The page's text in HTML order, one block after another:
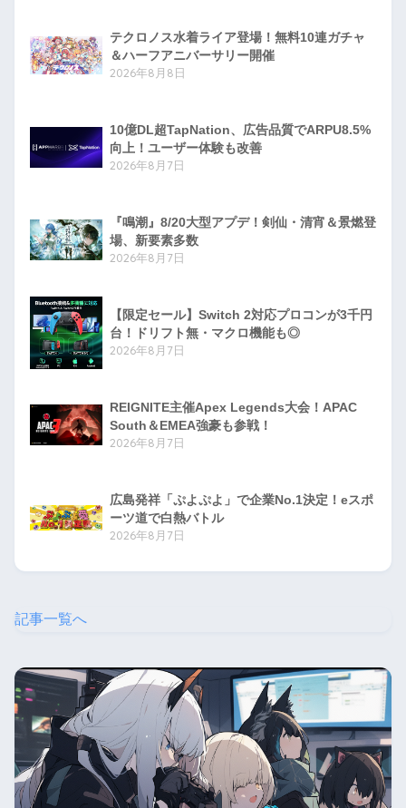
テクロノス水着ライア登場！無料10連ガチャ
＆ハーフアニバーサリー開催
2026年8月8日
10億DL超TapNation、広告品質でARPU8.5%
向上！ユーザー体験も改善
2026年8月7日
『鳴潮』8/20大型アプデ！剣仙・清宵＆景燃登
場、新要素多数
2026年8月7日
【限定セール】Switch 2対応プロコンが3千円
台！ドリフト無・マクロ機能も◎
2026年8月7日
REIGNITE主催Apex Legends大会！APAC
South＆EMEA強豪も参戦！
2026年8月7日
広島発祥「ぷよぷよ」で企業No.1決定！eスポ
ーツ道で白熱バトル
2026年8月7日
記事一覧へ